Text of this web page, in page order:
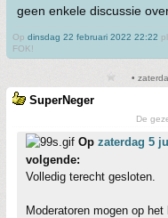
geen enkele discussie
Op dinsdag 22 februari 2022 22:22
FOK!
•
SuperNeger
De
Op zaterdag 5
volgende:
Volledig terecht gesloten.
Moderatoren mogen op